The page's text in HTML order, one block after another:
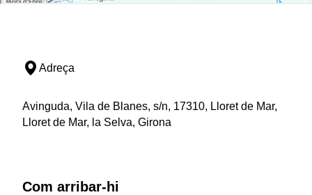
Adreça
Avinguda, Vila de Blanes, s/n, 17310, Lloret de Mar,
Lloret de Mar, la Selva, Girona
Com arribar-hi